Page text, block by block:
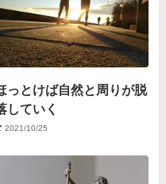
っとけば自然と周りが脱
していく
2021/10/25